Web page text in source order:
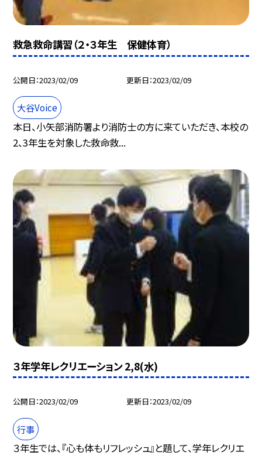
救急救命講習（２・３年生 保健体育）
公開日 2023/02/09 更新日 2023/02/09
大谷Voice
本日、小矢部消防署より消防士の方に来ていただき、本校の
2、3年生を対象した救命救...
３年学年レクリエーション 2,8(水)
公開日 2023/02/09 更新日 2023/02/09
行事
３年生では、『心も体もリフレッシュ』と題して、学年レクリエ